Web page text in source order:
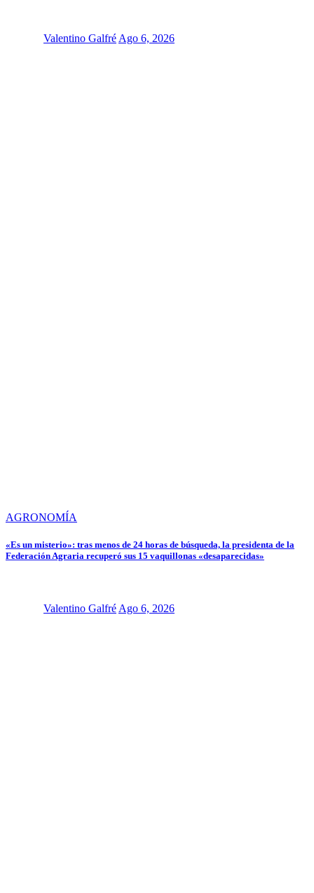
Valentino Galfré Ago 6, 2026
AGRONOMÍA
«Es un misterio»: tras menos de 24 horas de búsqueda, la presidenta de la
Federación Agraria recuperó sus 15 vaquillonas «desaparecidas»
Valentino Galfré Ago 6, 2026